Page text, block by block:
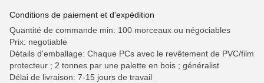
Conditions de paiement et d'expédition
Quantité de commande min: 100 morceaux ou négociables
Prix: negotiable
Détails d'emballage: Chaque PCs avec le revêtement de PVC/film
protecteur ; 2 tonnes par une palette en bois ; généralist
Délai de livraison: 7-15 jours de travail